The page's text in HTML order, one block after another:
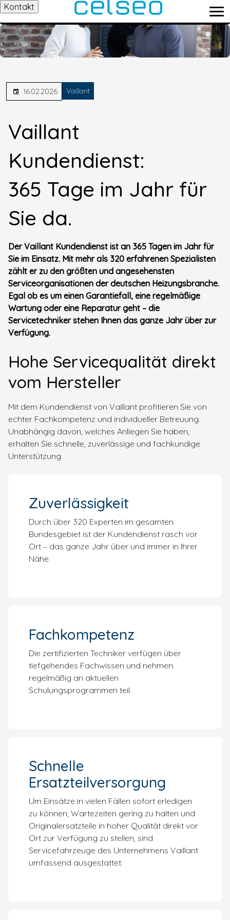
Kontakt
16.02.2026 Vaillant
Vaillant
Kundendienst:
365 Tage im Jahr für
Sie da.
Der Vaillant Kundendienst ist an 365 Tagen im Jahr für
Sie im Einsatz. Mit mehr als 320 erfahrenen Spezialisten
zählt er zu den größten und angesehensten
Serviceorganisationen der deutschen Heizungsbranche.
Egal ob es um einen Garantiefall, eine regelmäßige
Wartung oder eine Reparatur geht – die
Servicetechniker stehen Ihnen das ganze Jahr über zur
Verfügung.
Hohe Servicequalität direkt
vom Hersteller
Mit dem Kundendienst von Vaillant profitieren Sie von
echter Fachkompetenz und individueller Betreuung.
Unabhängig davon, welches Anliegen Sie haben,
erhalten Sie schnelle, zuverlässige und fachkundige
Unterstützung.
Zuverlässigkeit
Durch über 320 Experten im gesamten
Bundesgebiet ist der Kundendienst rasch vor
Ort – das ganze Jahr über und immer in Ihrer
Nähe.
Fachkompetenz
Die zertifizierten Techniker verfügen über
tiefgehendes Fachwissen und nehmen
regelmäßig an aktuellen
Schulungsprogrammen teil.
Schnelle
Ersatzteilversorgung
Um Einsätze in vielen Fällen sofort erledigen
zu können, Wartezeiten gering zu halten und
Originalersatzteile in hoher Qualität direkt vor
Ort zur Verfügung zu stellen, sind
Servicefahrzeuge des Unternehmens Vaillant
umfassend ausgestattet.